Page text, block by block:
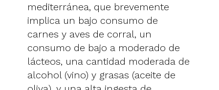
mediterránea, que brevemente
implica un bajo consumo de
carnes y aves de corral, un
consumo de bajo a moderado de
lácteos, una cantidad moderada de
alcohol (vino) y grasas (aceite de